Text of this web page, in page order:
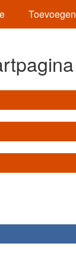
Toevoegen